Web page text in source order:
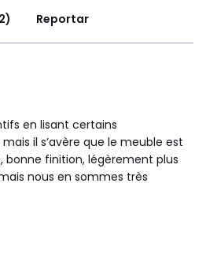
Reportar
en lisant certains
il s’avère que le meuble est
bonne finition, légèrement plus
nous en sommes très